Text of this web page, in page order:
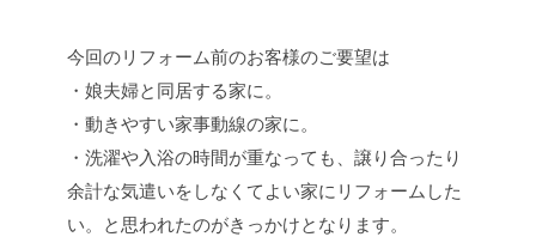
今回のリフォーム前のお客様のご要望は
・娘夫婦と同居する家に。
・動きやすい家事動線の家に。
・洗濯や入浴の時間が重なっても、譲り合ったり
余計な気遣いをしなくてよい家にリフォームした
い。と思われたのがきっかけとなります。